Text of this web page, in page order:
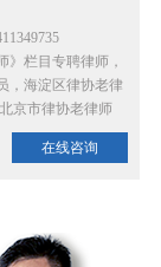
》栏目专聘律师，
，海淀区律协老律
京市律协老律师
在线咨询